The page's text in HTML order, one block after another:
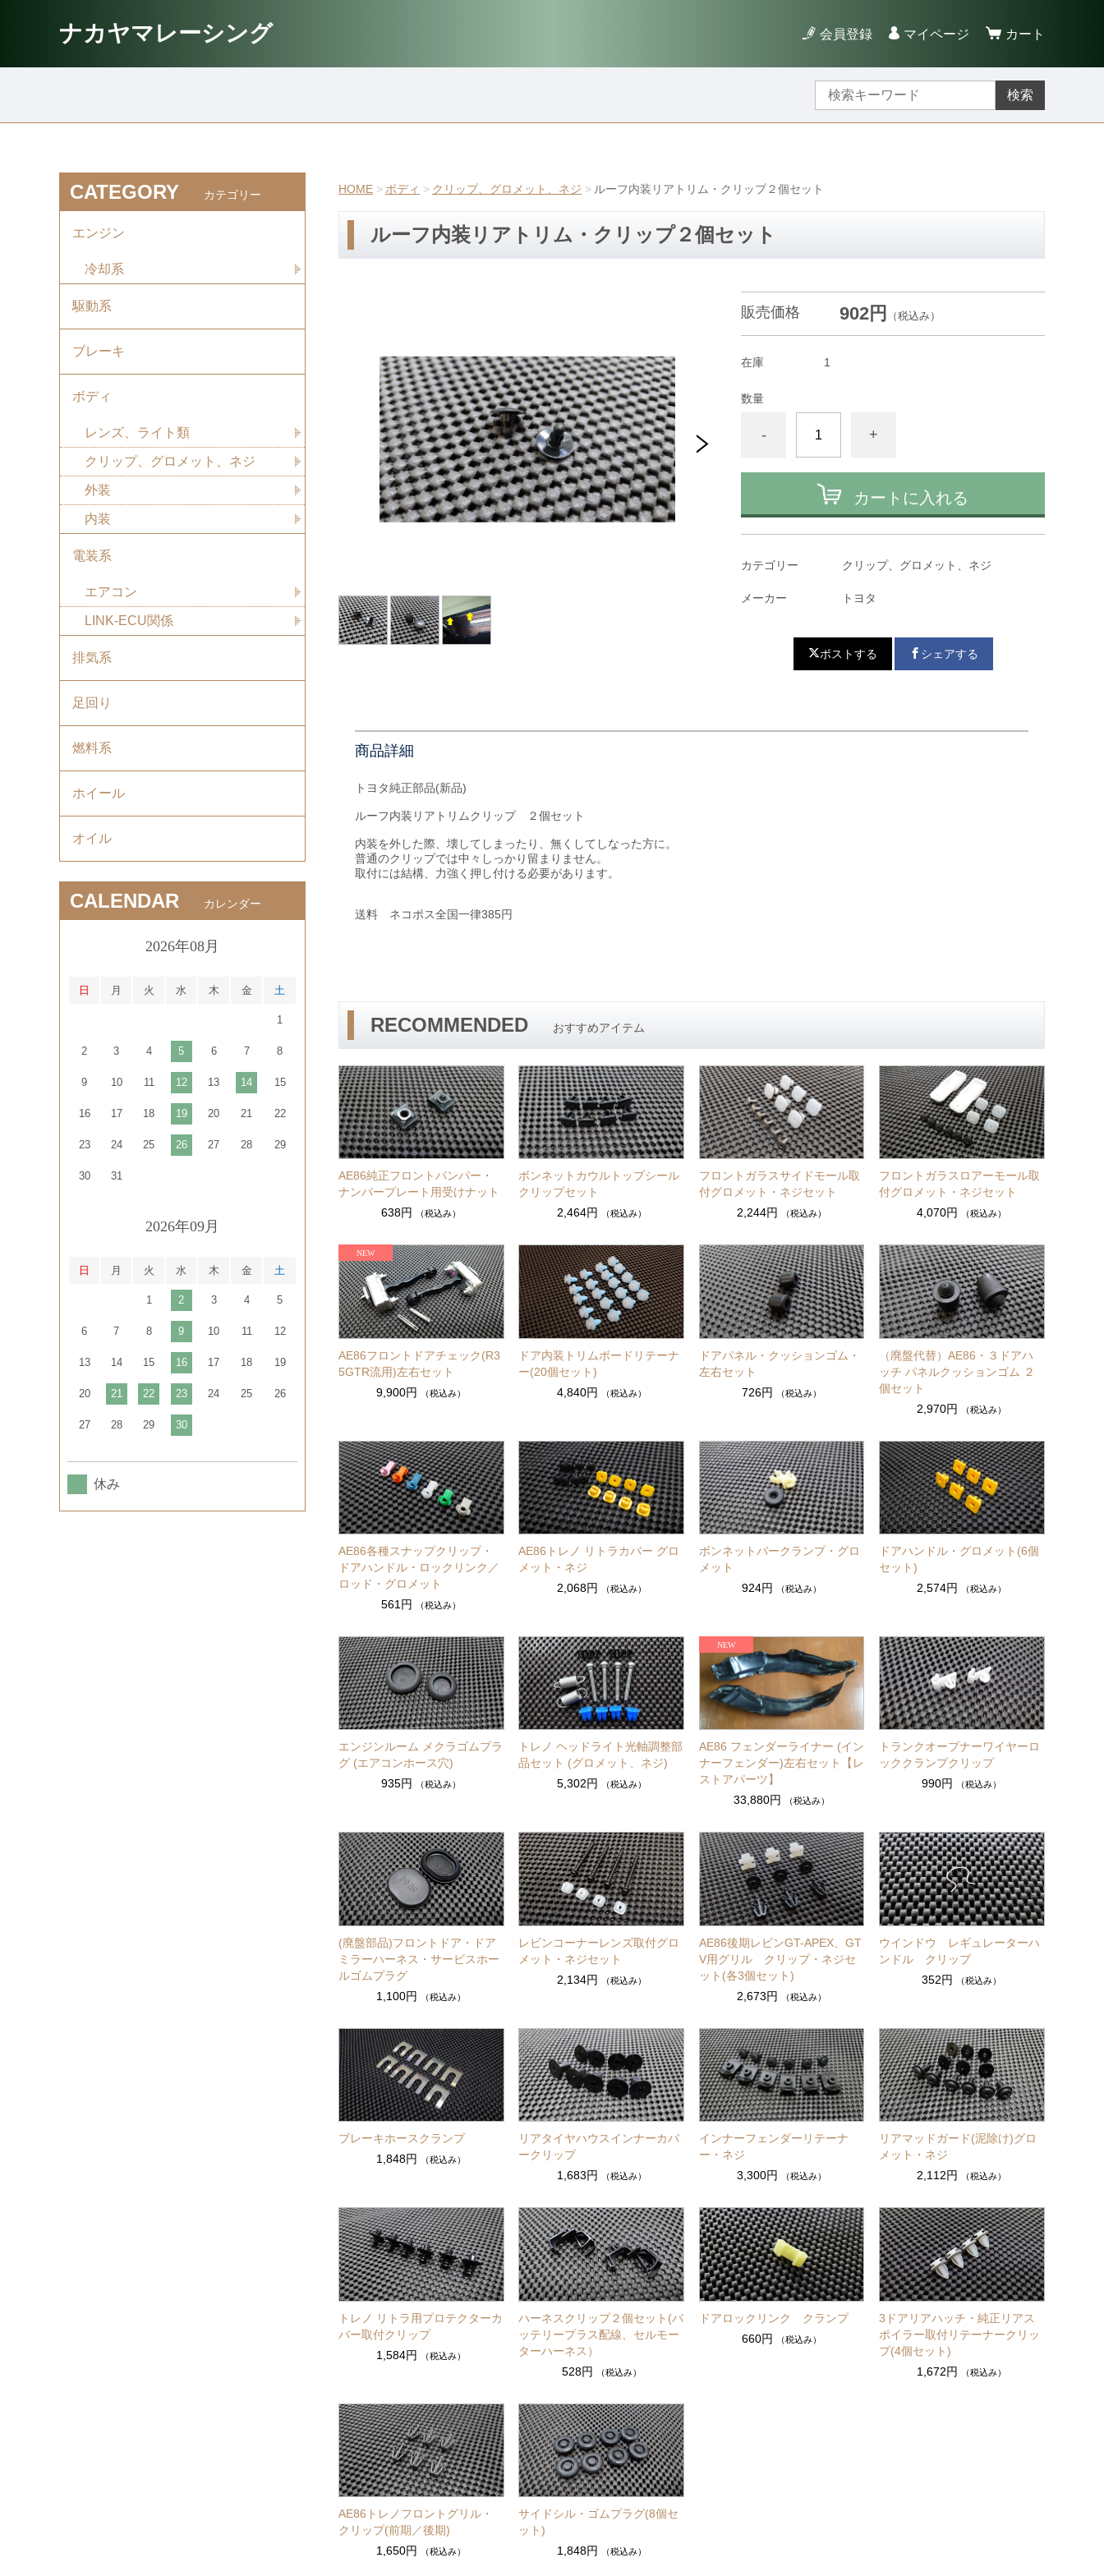
ナカヤマレーシング 会員登録 マイページ カート
検索
HOME ボディ クリップ、グロメット、ネジ ルーフ内装リアトリム・クリップ２個セット
ルーフ内装リアトリム・クリップ２個セット
販売価格 902円 （税込み）
在庫 1
数量
- +
カートに入れる
カテゴリー クリップ、グロメット、ネジ
メーカー トヨタ
ポストする シェアする
商品詳細
トヨタ純正部品(新品)
ルーフ内装リアトリムクリップ ２個セット
内装を外した際、壊してしまったり、無くしてしなった方に。
普通のクリップでは中々しっかり留まりません。
取付には結構、力強く押し付ける必要があります。
送料 ネコポス全国一律385円
RECOMMENDED おすすめアイテム
AE86純正フロントバンパー・
ナンバープレート用受けナット
638円
（税込み）
ボンネットカウルトップシール
クリップセット
2,464円
（税込み）
フロントガラスサイドモール取
付グロメット・ネジセット
2,244円
（税込み）
フロントガラスロアーモール取
付グロメット・ネジセット
4,070円
（税込み）
AE86フロントドアチェック(R3
5GTR流用)左右セット
9,900円
（税込み）
ドア内装トリムボードリテーナ
ー(20個セット)
4,840円
（税込み）
ドアパネル・クッションゴム・
左右セット
726円
（税込み）
（廃盤代替）AE86・３ドアハ
ッチ パネルクッションゴム ２
個セット
2,970円
（税込み）
AE86各種スナップクリップ・
ドアハンドル・ロックリンク／
ロッド・グロメット
561円
（税込み）
AE86トレノ リトラカバー グロ
メット・ネジ
2,068円
（税込み）
ボンネットバークランプ・グロ
メット
924円
（税込み）
ドアハンドル・グロメット(6個
セット)
2,574円
（税込み）
エンジンルーム メクラゴムプラ
グ (エアコンホース穴)
935円
（税込み）
トレノ ヘッドライト光軸調整部
品セット (グロメット、ネジ)
5,302円
（税込み）
AE86 フェンダーライナー (イン
ナーフェンダー)左右セット【レ
ストアパーツ】
33,880円
（税込み）
トランクオープナーワイヤーロ
ッククランプクリップ
990円
（税込み）
(廃盤部品)フロントドア・ドア
ミラーハーネス・サービスホー
ルゴムプラグ
1,100円
（税込み）
レビンコーナーレンズ取付グロ
メット・ネジセット
2,134円
（税込み）
AE86後期レビンGT-APEX、GT
V用グリル クリップ・ネジセ
ット(各3個セット)
2,673円
（税込み）
ウインドウ レギュレーターハ
ンドル クリップ
352円
（税込み）
ブレーキホースクランプ
1,848円
（税込み）
リアタイヤハウスインナーカバ
ークリップ
1,683円
（税込み）
インナーフェンダーリテーナ
ー・ネジ
3,300円
（税込み）
リアマッドガード(泥除け)グロ
メット・ネジ
2,112円
（税込み）
トレノ リトラ用プロテクターカ
バー取付クリップ
1,584円
（税込み）
ハーネスクリップ２個セット(バ
ッテリープラス配線、セルモー
ターハーネス）
528円
（税込み）
ドアロックリンク クランプ
660円
（税込み）
3ドアリアハッチ・純正リアス
ポイラー取付リテーナークリッ
プ(4個セット)
1,672円
（税込み）
AE86トレノフロントグリル・
クリップ(前期／後期)
1,650円
（税込み）
サイドシル・ゴムプラグ(8個セ
ット)
1,848円
（税込み）
CATEGORY カテゴリー
エンジン
冷却系
駆動系
ブレーキ
ボディ
レンズ、ライト類
クリップ、グロメット、ネジ
外装
内装
電装系
エアコン
LINK-ECU関係
排気系
足回り
燃料系
ホイール
オイル
CALENDAR カレンダー
2026年08月
日 月 火 水 木 金 土
1
2 3 4 5 6 7 8
9 10 11 12 13 14 15
16 17 18 19 20 21 22
23 24 25 26 27 28 29
30 31
2026年09月
日 月 火 水 木 金 土
1 2 3 4 5
6 7 8 9 10 11 12
13 14 15 16 17 18 19
20 21 22 23 24 25 26
27 28 29 30
休み